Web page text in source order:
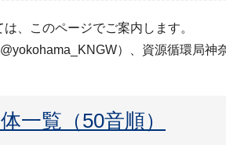
、このページでご案内します。
）、資源循環局神
一覧（50音順）